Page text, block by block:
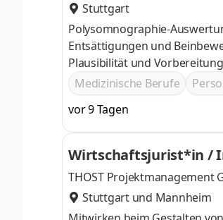
Stuttgart
Polysomnographie-
Entsättigungen und
Plausibilität und
Nachtmessung (Anlegen der
Dokumentation der
Fachangestellte:r (m/w/d)
Medizinische Berufe
vor 9 Tagen
Wirtschaftsjurist*in /
nde
THOST Projektmanagement
Stuttgartund Mannheim